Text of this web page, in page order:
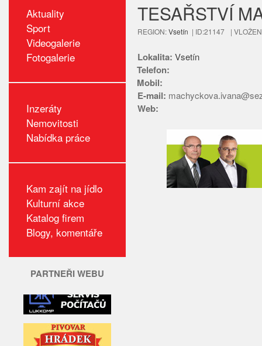
Aktuality
Sport
Videogalerie
Fotogalerie
Inzeráty
Nemovitosti
Nabídka práce
Kam zajít na jídlo
Kulturní akce
Katalog firem
Blogy, komentáře
PARTNEŘI WEBU
TESAŘSTVÍ
REGION:Vsetín | ID:21147 |
Lokalita: Vsetín
Telefon:
Mobil:
E-mail:
Web: